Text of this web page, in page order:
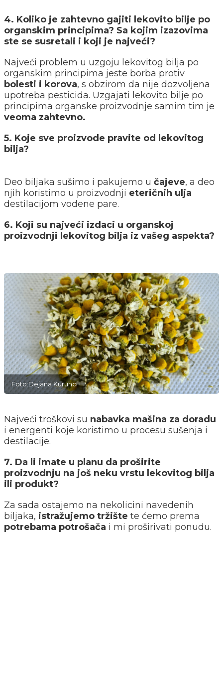
4. Koliko je zahtevno gajiti lekovito bilje po
organskim principima? Sa kojim izazovima
ste se susretali i koji je najveći?
Najveći problem u uzgoju lekovitog bilja po
organskim principima jeste borba protiv
bolesti i korova, s obzirom da nije dozvoljena
upotreba pesticida. Uzgajati lekovito bilje po
principima organske proizvodnje samim tim je
veoma zahtevno.
5. Koje sve proizvode pravite od lekovitog
bilja?
Deo biljaka sušimo i pakujemo u čajeve, a deo
njih koristimo u proizvodnji eteričnih ulja
destilacijom vodene pare.
6. Koji su najveći izdaci u organskoj
proizvodnji lekovitog bilja iz vašeg aspekta?
Foto:Dejana Kurunci
Najveći troškovi su nabavka mašina za doradu
i energenti koje koristimo u procesu sušenja i
destilacije.
7. Da li imate u planu da proširite
proizvodnju na još neku vrstu lekovitog bilja
ili produkt?
Za sada ostajemo na nekolicini navedenih
biljaka, istražujemo tržište te ćemo prema
potrebama potrošača i mi proširivati ponudu.